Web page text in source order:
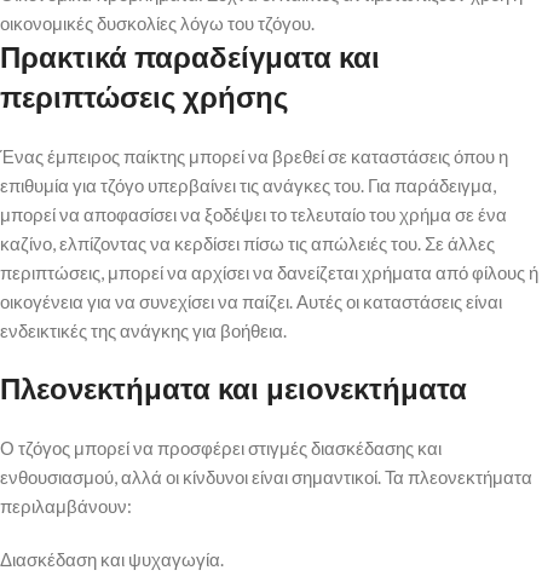
οικονομικές δυσκολίες λόγω του τζόγου.
Πρακτικά παραδείγματα και
περιπτώσεις χρήσης
Ένας έμπειρος παίκτης μπορεί να βρεθεί σε καταστάσεις όπου η
επιθυμία για τζόγο υπερβαίνει τις ανάγκες του. Για παράδειγμα,
μπορεί να αποφασίσει να ξοδέψει το τελευταίο του χρήμα σε ένα
καζίνο, ελπίζοντας να κερδίσει πίσω τις απώλειές του. Σε άλλες
περιπτώσεις, μπορεί να αρχίσει να δανείζεται χρήματα από φίλους ή
οικογένεια για να συνεχίσει να παίζει. Αυτές οι καταστάσεις είναι
ενδεικτικές της ανάγκης για βοήθεια.
Πλεονεκτήματα και μειονεκτήματα
Ο τζόγος μπορεί να προσφέρει στιγμές διασκέδασης και
ενθουσιασμού, αλλά οι κίνδυνοι είναι σημαντικοί. Τα πλεονεκτήματα
περιλαμβάνουν:
Διασκέδαση και ψυχαγωγία.